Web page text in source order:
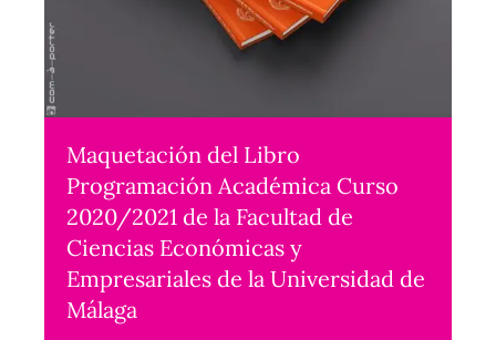
Maquetación del Libro
Programación Académica Curso
2020/2021 de la Facultad de
Ciencias Económicas y
Empresariales de la Universidad de
Málaga